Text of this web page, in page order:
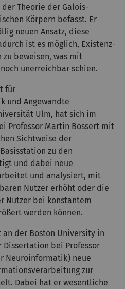
Theorie der Galois-
Körpern befasst. Er
neuen Ansatz, diese
ist es möglich, Existenz-
zu beweisen, was mit
unerreichbar schien.
für
und Angewandte
Ulm, hat sich im
Professor Martin Bossert mit
Sichtweise der
zu den
und dabei neue
und analysiert, mit
Nutzer erhöht oder die
Nutzer bei konstantem
werden können.
an der Boston University in
Dissertation bei Professor
Neuroinformatik) neue
zur
Dabei hat er wesentliche